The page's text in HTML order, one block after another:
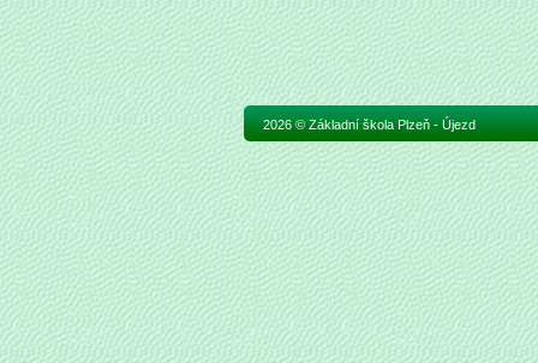
2026 © Základní škola Plzeň - Újezd